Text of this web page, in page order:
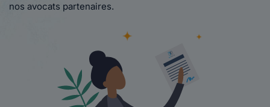
nos avocats partenaires.